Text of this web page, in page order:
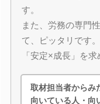
す。
また、労務の専門
て、ピッタリです。
「安定×成長」を
取材担当者からみ
向いている人・向